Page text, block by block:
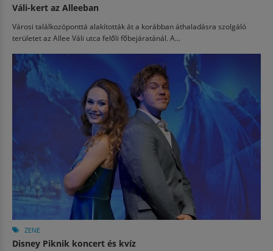
Váli-kert az Alleeban
Városi találkozóponttá alakították át a korábban áthaladásra szolgáló
területet az Allee Váli utca felőli főbejáratánál. A...
ZENE
Disney Piknik koncert és kvíz